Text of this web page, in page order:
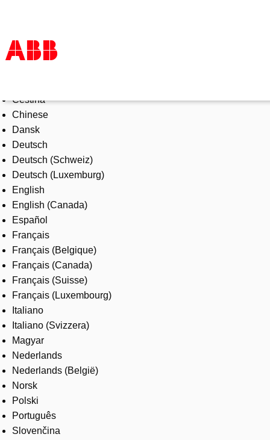
Products & Solutions
Industries
Services
About us
Where to buy
Contact us
Careers
Čeština
Chinese
Dansk
Deutsch
Deutsch (Schweiz)
Deutsch (Luxemburg)
English
English (Canada)
Español
Français
Français (Belgique)
Français (Canada)
Français (Suisse)
Français (Luxembourg)
Italiano
Italiano (Svizzera)
Magyar
Nederlands
Nederlands (België)
Norsk
Polski
Português
Slovenčina